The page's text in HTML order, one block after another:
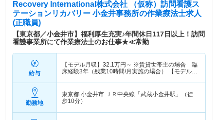
Recovery International株式会社 （仮称）訪問看護ス
テーションリカバリー 小金井事務所の作業療法士求人
(正職員)
【東京都／小金井市】福利厚生充実♪年間休日117日以上！訪問
看護事業所にて作業療法士のお仕事★≪常勤
給与
【モデル月収】 32.1万円～ ※賃貸世帯主の場合 臨
床経験3年（残業10時間/月実施の場合） 【モデル年
験3年（残業10時間/月実施の場合）
勤務地
東京都 小金井市 ＪＲ中央線「武蔵小金井駅」（徒
歩10分）